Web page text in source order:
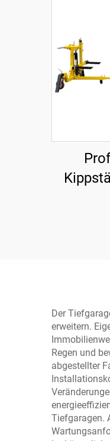
Der
erweitern.
Regen und
abgestellter
Tiefgaragen.